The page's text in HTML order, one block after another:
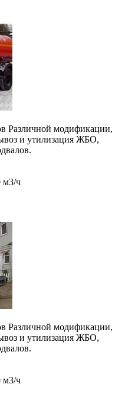
Различной модификации,
и утилизация ЖБО,
м3/ч
Различной модификации,
и утилизация ЖБО,
м3/ч